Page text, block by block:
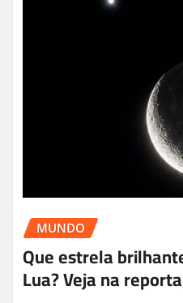
MUNDO
Que estrela
Lua? Veja na